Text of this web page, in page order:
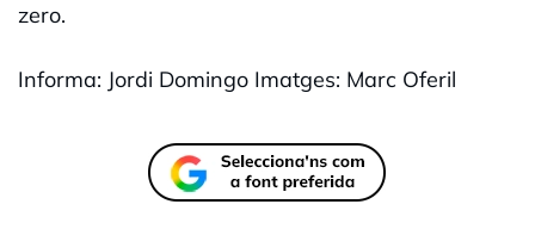
zero.
Informa: Jordi Domingo Imatges: Marc Oferil